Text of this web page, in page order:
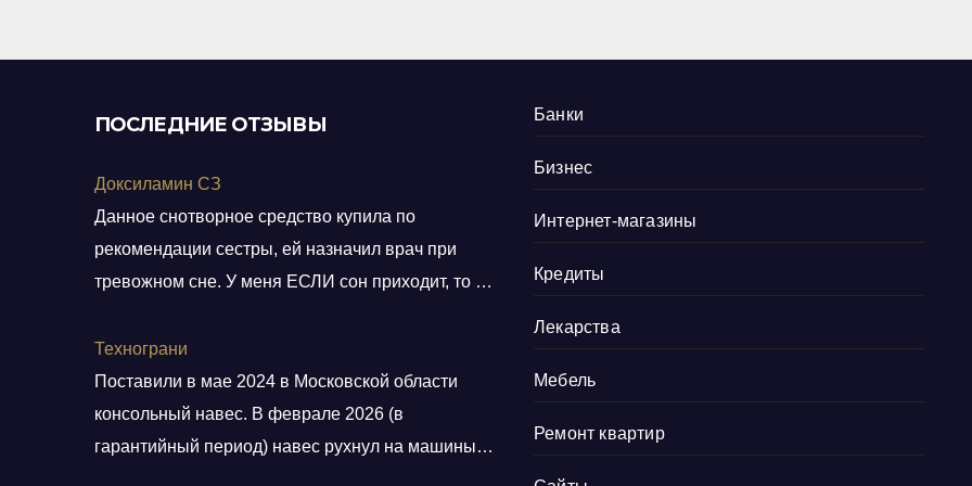
ПОСЛЕДНИЕ ОТЗЫВЫ
Доксиламин СЗ
Данное снотворное средство купила по
рекомендации сестры, ей назначил врач при
тревожном сне. У меня ЕСЛИ сон приходит, то не
ЕСЛИ. Мне препарат хорошо помогает, засыпаю
быстро, даже утром встаю без будильника. С
утра всегда чувствую себя отдохнувшей, даже
просыпаюсь с отличным настроением, хотя по
Технограни
Поставили в мае 2024 в Московской области
консольный навес. В феврале 2026 (в
гарантийный период) навес рухнул на машины.
Банки
Бизнес
Интернет-магазины
Кредиты
Лекарства
Мебель
Ремонт квартир